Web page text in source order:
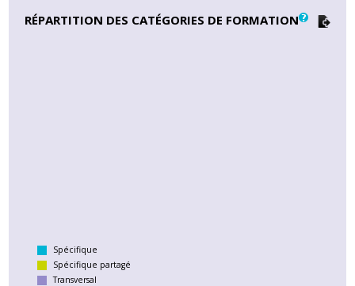
RÉPARTITION DES CATÉGORIES DE FORMATION
Spécifique
Spécifique partagé
Transversal